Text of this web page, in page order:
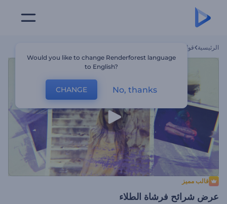
الرئيسية قوالب
قالب مميز
عرض شرائح فرشاة الطلاء
Would you like to change Renderforest language
to English?
CHANGE No, thanks